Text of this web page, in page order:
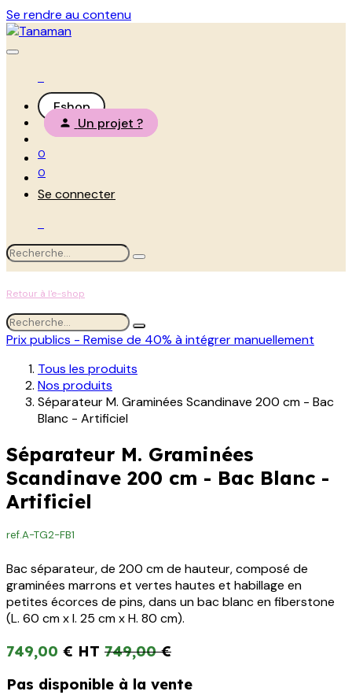
Se rendre au contenu
Eshop
Un projet ?
0
0
Se connecter
Retour à l'e-shop
Prix publics - Remise de 40% à intégrer manuellement
Tous les produits
Nos produits
Séparateur M. Graminées Scandinave 200 cm - Bac
Blanc - Artificiel
Séparateur M. Graminées
Scandinave 200 cm - Bac Blanc -
Artificiel
ref.A-TG2-FB1
Bac séparateur, de 200 cm de hauteur, composé de
graminées marrons et vertes hautes et habillage en
petites écorces de pins, dans un bac blanc en fiberstone
(L. 60 cm x l. 25 cm x H. 80 cm).
749,00 € 749,00€
Pas disponible à la vente